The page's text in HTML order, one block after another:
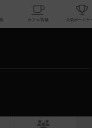
掲示板一覧 カフェ/店